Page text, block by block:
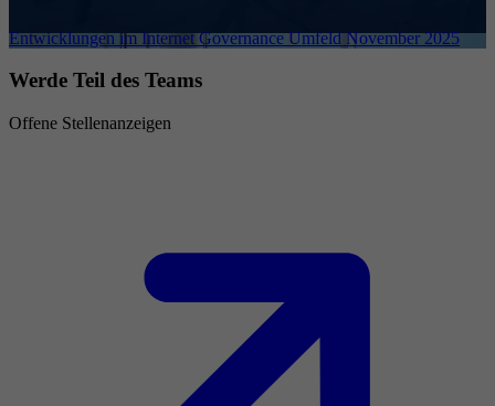
Entwicklungen im Internet Governance Umfeld November 2025
Werde Teil des Teams
Offene Stellenanzeigen